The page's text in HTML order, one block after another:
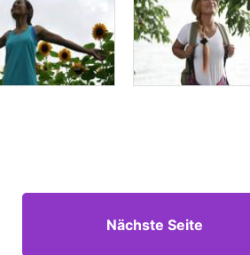
Nächste Seite